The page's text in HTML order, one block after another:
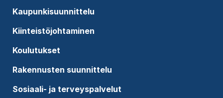
Kaupunkisuunnittelu
Kiinteistöjohtaminen
Koulutukset
Rakennusten suunnittelu
Sosiaali- ja terveyspalvelut